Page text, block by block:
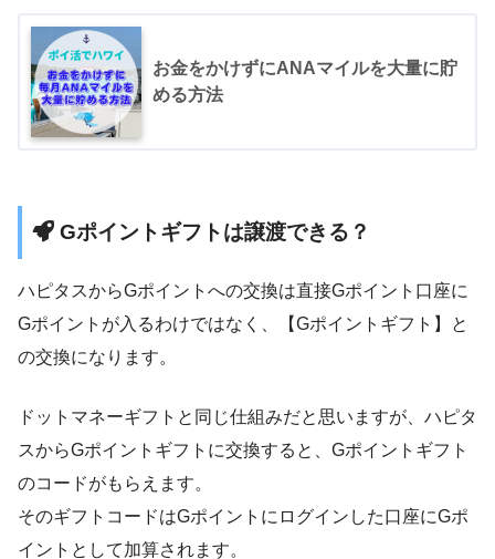
お金をかけずにANAマイルを大量に貯
める方法
Gポイントギフトは譲渡できる？
ハピタスからGポイントへの交換は直接Gポイント口座に
Gポイントが入るわけではなく、【Gポイントギフト】と
の交換になります。
ドットマネーギフトと同じ仕組みだと思いますが、ハピタ
スからGポイントギフトに交換すると、Gポイントギフト
のコードがもらえます。
そのギフトコードはGポイントにログインした口座にGポ
イントとして加算されます。